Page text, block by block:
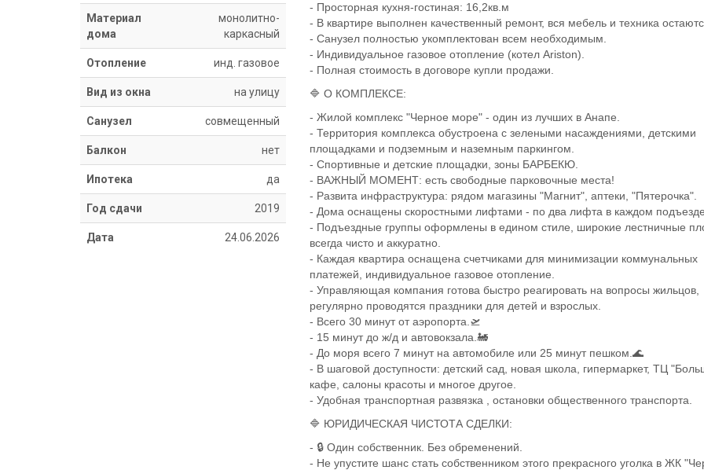
Материал
дома
монолитно-
каркасный
Отопление инд. газовое
Вид из окна на улицу
Санузел совмещенный
Балкон нет
Ипотека да
Год сдачи 2019
Дата 24.06.2026
- Просторная кухня-гостиная: 16,2кв.м
- В квартире выполнен качественный ремонт, вся мебель и техника
- Санузел полностью укомплектован всем необходимым.
- Индивидуальное газовое отопление (котел Ariston).
- Полная стоимость в договоре купли продажи.
🔷 О КОМПЛЕКСЕ:
- Жилой комплекс "Черное море" - один из лучших в Анапе.
- Территория комплекса обустроена с зелеными насаждениями, детскими
площадками и подземным и наземным паркингом.
- Спортивные и детские площадки, зоны БАРБЕКЮ.
- ВАЖНЫЙ МОМЕНТ: есть свободные парковочные места!
- Развита инфраструктура: рядом магазины "Магнит", аптеки, "Пятерочка".
- Дома оснащены скоростными лифтами - по два лифта в каждом подъезде.
- Подъездные группы оформлены в едином стиле, широкие лестничные
всегда чисто и аккуратно.
- Каждая квартира оснащена счетчиками для минимизации коммунальных
платежей, индивидуальное газовое отопление.
- Управляющая компания готова быстро реагировать на вопросы жильцов,
регулярно проводятся праздники для детей и взрослых.
- Всего 30 минут от аэропорта.🛫
- 15 минут до ж/д и автовокзала.🚂
- До моря всего 7 минут на автомобиле или 25 минут пешком.🌊
- В шаговой доступности: детский сад, новая школа, гипермаркет, ТЦ
кафе, салоны красоты и многое другое.
- Удобная транспортная развязка , остановки общественного транспорта.
🔷 ЮРИДИЧЕСКАЯ ЧИСТОТА СДЕЛКИ:
- 🔒 Один собственник. Без обременений.
- Не упустите шанс стать собственником этого прекрасного уголка в ЖК